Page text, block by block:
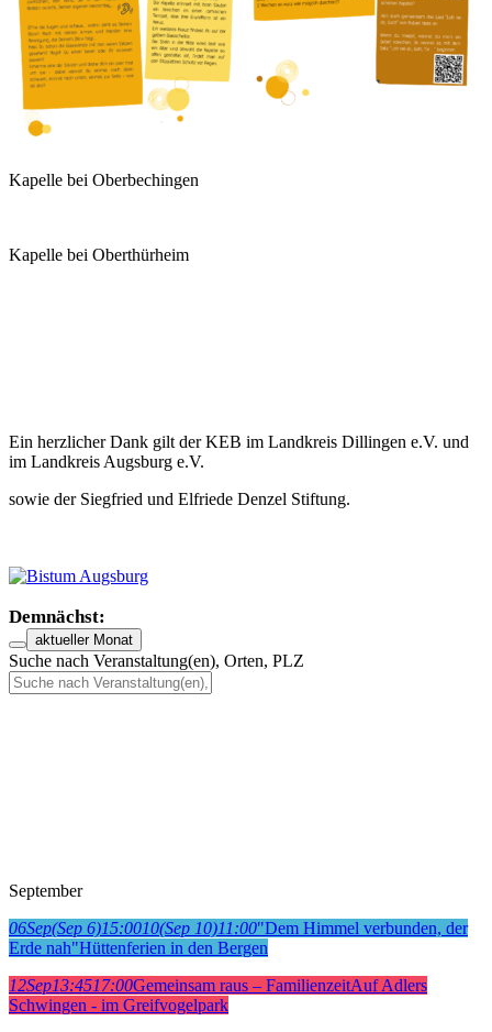
Kapelle bei Oberbechingen
Kapelle bei Oberthürheim
Ein herzlicher Dank gilt der KEB im Landkreis Dillingen e.V. und
im Landkreis Augsburg e.V.
sowie der Siegfried und Elfriede Denzel Stiftung.
Demnächst:
aktueller Monat
Suche nach Veranstaltung(en), Orten, PLZ
September
06Sep(Sep 6)15:0010(Sep 10)11:00"Dem Himmel verbunden, der
Erde nah"Hüttenferien in den Bergen
12Sep13:4517:00Gemeinsam raus – FamilienzeitAuf Adlers
Schwingen - im Greifvogelpark